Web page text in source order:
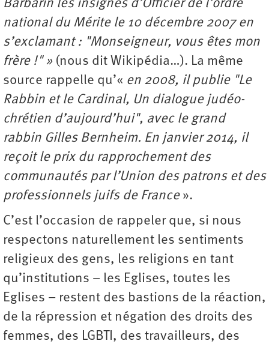
Barbarin les insignes d’Officier de l’ordre
national du Mérite le 10 décembre 2007 en
s’exclamant : "Monseigneur, vous êtes mon
frère !" » (nous dit Wikipédia…). La même
source rappelle qu’« en 2008, il publie "Le
Rabbin et le Cardinal, Un dialogue judéo-
chrétien d’aujourd’hui", avec le grand
rabbin Gilles Bernheim. En janvier 2014, il
reçoit le prix du rapprochement des
communautés par l’Union des patrons et des
professionnels juifs de France ».
C’est l’occasion de rappeler que, si nous
respectons naturellement les sentiments
religieux des gens, les religions en tant
qu’institutions – les Eglises, toutes les
Eglises – restent des bastions de la réaction,
de la répression et négation des droits des
femmes, des LGBTI, des travailleurs, des